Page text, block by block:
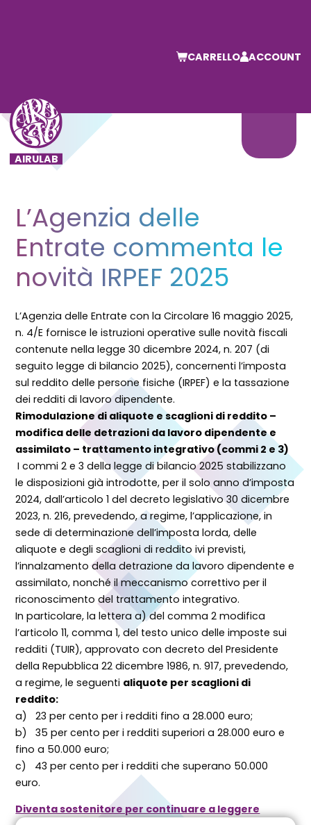
CARRELLO ACCOUNT
L’Agenzia delle
Entrate commenta le
novità IRPEF 2025
L’Agenzia delle Entrate con la Circolare 16 maggio 2025,
n. 4/E fornisce le istruzioni operative sulle novità fiscali
contenute nella legge 30 dicembre 2024, n. 207 (di
seguito legge di bilancio 2025), concernenti l’imposta
sul reddito delle persone fisiche (IRPEF) e la tassazione
dei redditi di lavoro dipendente.
Rimodulazione di aliquote e scaglioni di reddito –
modifica delle detrazioni da lavoro dipendente e
assimilato – trattamento integrativo (commi 2 e 3)
I commi 2 e 3 della legge di bilancio 2025 stabilizzano
le disposizioni già introdotte, per il solo anno d’imposta
2024, dall’articolo 1 del decreto legislativo 30 dicembre
2023, n. 216, prevedendo, a regime, l’applicazione, in
sede di determinazione dell’imposta lorda, delle
aliquote e degli scaglioni di reddito ivi previsti,
l’innalzamento della detrazione da lavoro dipendente e
assimilato, nonché il meccanismo correttivo per il
riconoscimento del trattamento integrativo.
In particolare, la lettera a) del comma 2 modifica
l’articolo 11, comma 1, del testo unico delle imposte sui
redditi (TUIR), approvato con decreto del Presidente
della Repubblica 22 dicembre 1986, n. 917, prevedendo,
a regime, le seguenti aliquote per scaglioni di
reddito:
a) 23 per cento per i redditi fino a 28.000 euro;
b) 35 per cento per i redditi superiori a 28.000 euro e
fino a 50.000 euro;
c) 43 per cento per i redditi che superano 50.000
euro.
Diventa sostenitore per continuare a leggere